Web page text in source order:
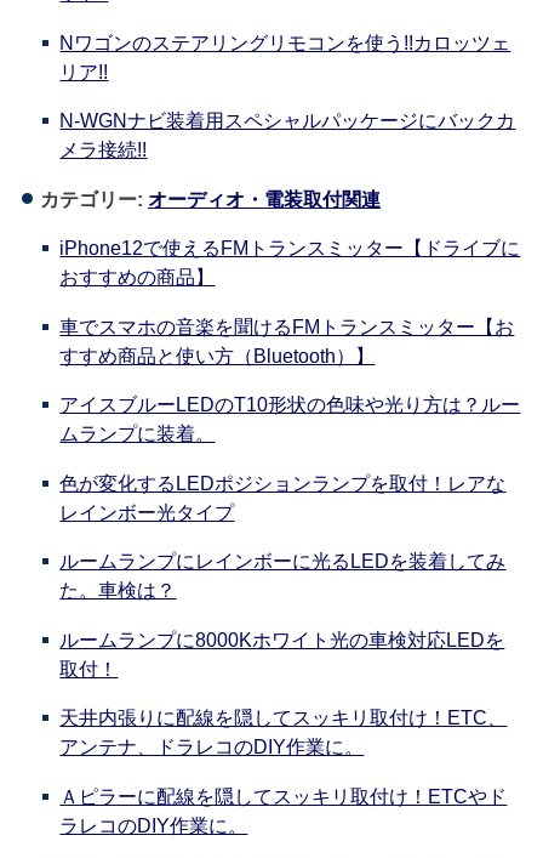
Nワゴンのステアリングリモコンを使う!!カロッツェ
リア!!
N-WGNナビ装着用スペシャルパッケージにバックカ
メラ接続!!
カテゴリー: オーディオ・電装取付関連
iPhone12で使えるFMトランスミッター【ドライブに
おすすめの商品】
車でスマホの音楽を聞けるFMトランスミッター【お
すすめ商品と使い方（Bluetooth）】
アイスブルーLEDのT10形状の色味や光り方は？ルー
ムランプに装着。
色が変化するLEDポジションランプを取付！レアな
レインボー光タイプ
ルームランプにレインボーに光るLEDを装着してみ
た。車検は？
ルームランプに8000Kホワイト光の車検対応LEDを
取付！
天井内張りに配線を隠してスッキリ取付け！ETC、
アンテナ、ドラレコのDIY作業に。
Ａピラーに配線を隠してスッキリ取付け！ETCやド
ラレコのDIY作業に。